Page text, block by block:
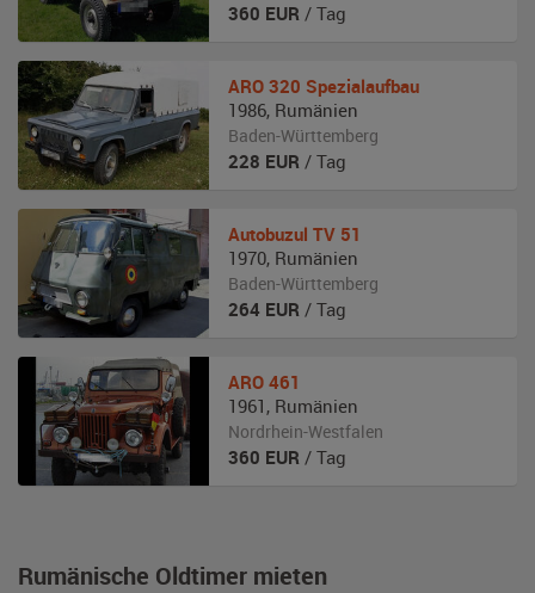
Rumänische Oldtimer mieten
360 EUR / Tag
ARO 320 Spezialaufbau
1986, Rumänien
Baden-Württemberg
228 EUR / Tag
Autobuzul TV 51
1970, Rumänien
Baden-Württemberg
264 EUR / Tag
ARO 461
1961 , Rumänien
Nordrhein-Westfalen
360 EUR / Tag